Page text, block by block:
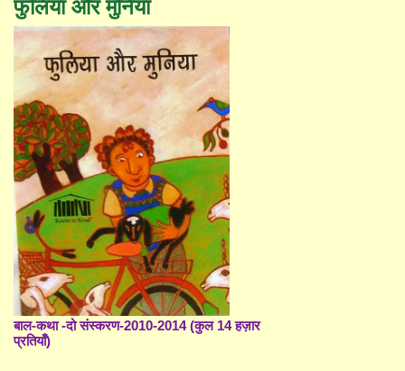
फुलिया और मुनिया
बाल-कथा -दो संस्करण-2010-2014 (कुल 14 हज़ार
प्रतियाँ)